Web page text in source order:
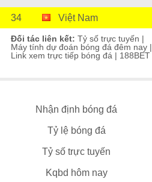
34 Việt Nam
Đối tác liên kết: Tỷ số trực tuyến |
Máy tính dự đoán bóng đá đêm nay |
Link xem trực tiếp bóng đá | 188BET
Nhận định bóng đá
Tỷ lệ bóng đá
Tỷ số trực tuyến
Kqbd hôm nay